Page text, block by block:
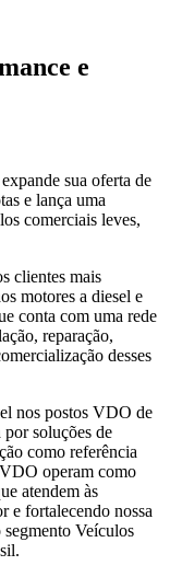
e
sua oferta de
e lança uma
comerciais leves,
clientes mais
motores a diesel e
conta com uma rede
reparação,
desses
nos postos VDO de
soluções de
como referência
operam como
atendem às
e fortalecendo nossa
Veículos